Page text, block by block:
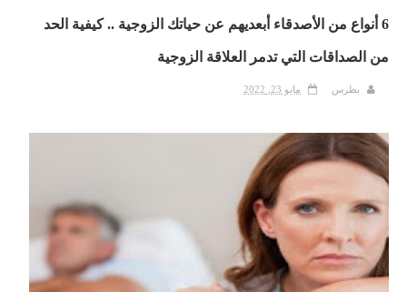
6 أنواع من الأصدقاء أبعديهم عن حياتك الزوجية .. كيفية الحد
من الصداقات التي تدمر العلاقة الزوجية
بطرس مايو 23, 2022